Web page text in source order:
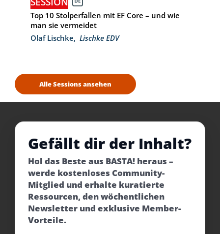
Top 10 Stolperfallen mit EF Core – und wie
man sie vermeidet
Olaf Lischke, Lischke EDV
Alle Sessions ansehen
Gefällt dir der Inhalt?
Hol das Beste aus BASTA! heraus –
werde kostenloses Community-
Mitglied und erhalte kuratierte
Ressourcen, den wöchentlichen
Newsletter und exklusive Member-
Vorteile.